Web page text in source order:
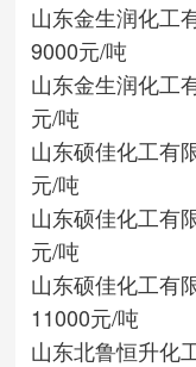
山东金生润化工
9000元/吨
山东金生润化工
元/吨
山东硕佳化工有
元/吨
山东硕佳化工有
元/吨
山东硕佳化工有
11000元/吨
山东北鲁恒升化